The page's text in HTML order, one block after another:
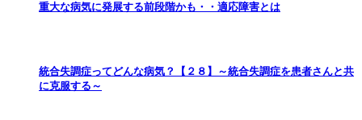
重大な病気に発展する前段階かも・・適応障害とは
統合失調症ってどんな病気？【２８】～統合失調症を患者さんと共
に克服する～